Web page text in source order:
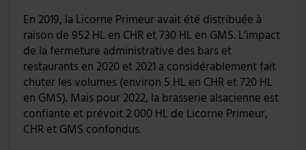
En 2019, la Licorne Primeur avait été distribuée à
raison de 952 HL en CHR et 730 HL en GMS. L’impact
de la fermeture administrative des bars et
restaurants en 2020 et 2021 a considérablement fait
chuter les volumes (environ 5 HL en CHR et 720 HL
en GMS). Mais pour 2022, la brasserie alsacienne est
confiante et prévoit 2 000 HL de Licorne Primeur,
CHR et GMS confondus.